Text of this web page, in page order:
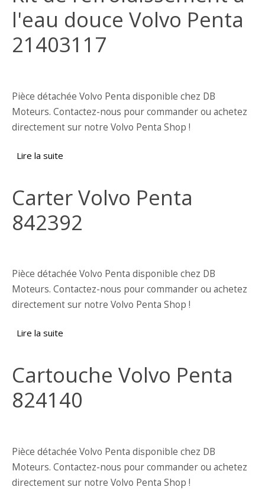
l'eau douce Volvo Penta
21403117
Pièce détachée Volvo Penta disponible chez DB
Moteurs. Contactez-nous pour commander ou achetez
directement sur notre Volvo Penta Shop !
Lire la suite
Carter Volvo Penta
842392
Pièce détachée Volvo Penta disponible chez DB
Moteurs. Contactez-nous pour commander ou achetez
directement sur notre Volvo Penta Shop !
Lire la suite
Cartouche Volvo Penta
824140
Pièce détachée Volvo Penta disponible chez DB
Moteurs. Contactez-nous pour commander ou achetez
directement sur notre Volvo Penta Shop !